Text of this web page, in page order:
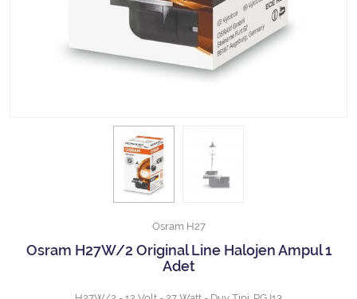
Kamyon Halojen Park Ampulü
Kamyon Gösterge Ampulü
Osram H27
Osram H27W/2 Original Line Halojen Ampul 1
Adet